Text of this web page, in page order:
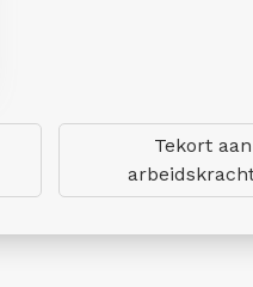
Tekort aan